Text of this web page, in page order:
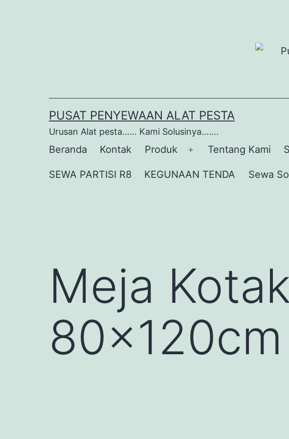
PUSAT PENYEWAAN ALAT PESTA
Urusan Alat pesta…… Kami Solusinya…….
Beranda Kontak Produk
Buka
menu
Tentang Kami
SEWA PARTISI R8 KEGUNAAN TENDA Sewa
Meja
80x120cm